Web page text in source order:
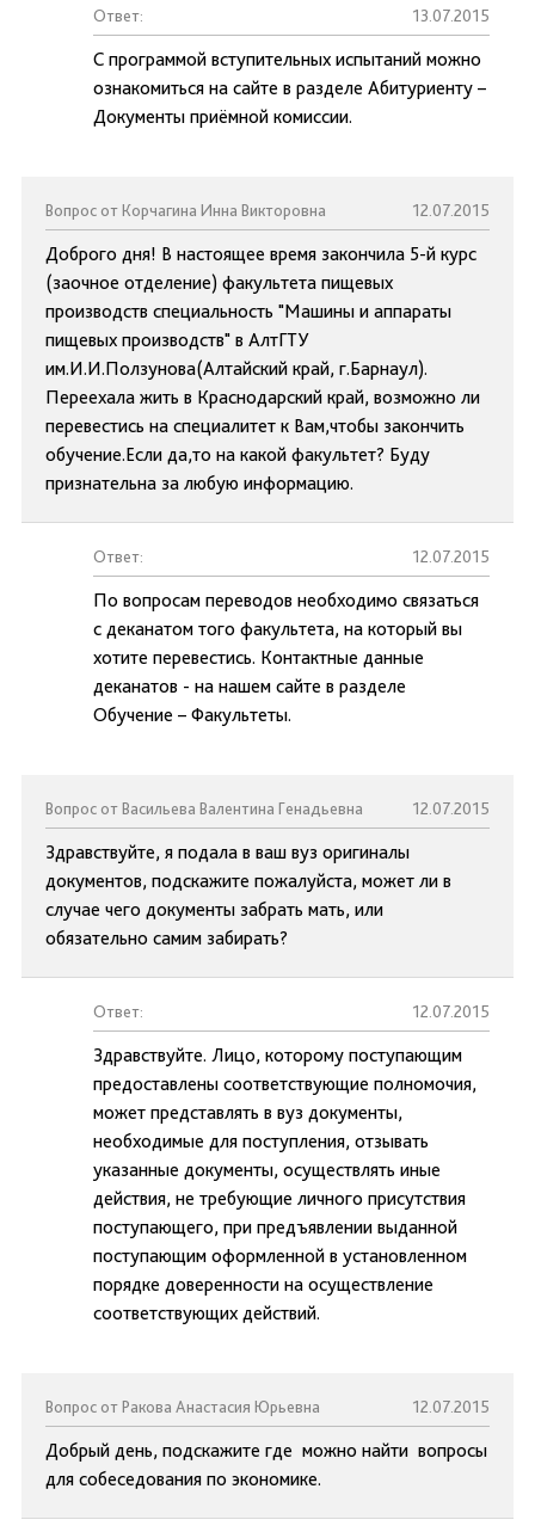
Ответ: 13.07.2015
С программой вступительных испытаний можно
ознакомиться на сайте в разделе Абитуриенту –
Документы приёмной комиссии.
Вопрос от Корчагина Инна Викторовна 12.07.2015
Доброго дня! В настоящее время закончила 5-й курс
(заочное отделение) факультета пищевых
производств специальность "Машины и аппараты
пищевых производств" в АлтГТУ
им.И.И.Ползунова(Алтайский край, г.Барнаул).
Переехала жить в Краснодарский край, возможно ли
перевестись на специалитет к Вам,чтобы закончить
обучение.Если да,то на какой факультет? Буду
признательна за любую информацию.
Ответ: 12.07.2015
По вопросам переводов необходимо связаться
с деканатом того факультета, на который вы
хотите перевестись. Контактные данные
деканатов - на нашем сайте в разделе
Обучение – Факультеты.
Вопрос от Васильева Валентина Генадьевна 12.07.2015
Здравствуйте, я подала в ваш вуз оригиналы
документов, подскажите пожалуйста, может ли в
случае чего документы забрать мать, или
обязательно самим забирать?
Ответ: 12.07.2015
Здравствуйте. Лицо, которому поступающим
предоставлены соответствующие полномочия,
может представлять в вуз документы,
необходимые для поступления, отзывать
указанные документы, осуществлять иные
действия, не требующие личного присутствия
поступающего, при предъявлении выданной
поступающим оформленной в установленном
порядке доверенности на осуществление
соответствующих действий.
Вопрос от Ракова Анастасия Юрьевна 12.07.2015
Добрый день, подскажите где можно найти вопросы
для собеседования по экономике.